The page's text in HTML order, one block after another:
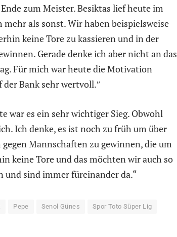
zum Meister. Besiktas lief heute im
als sonst. Wir haben beispielsweise
keine Tore zu kassieren und in der
Gerade denke ich aber nicht an das
Für mich war heute die Motivation
der Bank sehr wertvoll.″
war es ein sehr wichtiger Sieg. Obwohl
Ich denke, es ist noch zu früh um über
Mannschaften zu gewinnen, die um
keine Tore und das möchten wir auch so
und sind immer füreinander da.“
Pepe Senol Günes Spor Toto Süper Lig